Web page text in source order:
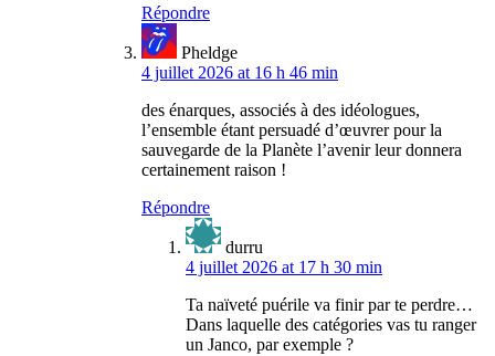
Répondre
Pheldge
4 juillet 2026 at 16 h 46 min
des énarques, associés à des idéologues,
l’ensemble étant persuadé d’œuvrer pour la
sauvegarde de la Planète l’avenir leur donnera
certainement raison !
Répondre
durru
4 juillet 2026 at 17 h 30 min
Ta naïveté puérile va finir par te perdre…
Dans laquelle des catégories vas tu ranger
un Janco, par exemple ?